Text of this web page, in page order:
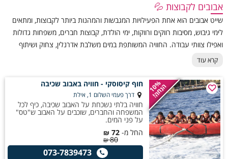
אבובים לקבוצות 💦
שייט אבובים הוא אחת הפעילויות המגבשות והמהנות ביותר לקבוצות, ומתאים
לימי גיבוש, מסיבות רווקים ורווקות, ימי הולדת, קבוצות חברים, משפחות גדולות
ואפילו צוותי עבודה. החוויה המשותפת במים משלבת אדרנלין, צחוק ושיתוף
פעולה, כאשר המשתתפים נהנים מהנוף ומהאווירה הייחודית של הנהר, הכנרת
השייט עם פעילויות נוספות כמו ארוחות שטח, פיקניק, משחקי גיבוש או
אטרקציות נוספות באזור. לפני ההזמנה מומלץ לבדוק את גודל הקבוצה
המינימלי או המקסימלי, מגבלות הגיל, דרישות הבטיחות והאם נדרשת הזמנה
מראש, במיוחד בעונות העומס ובחגים.
קרא עוד
10%
הנחה! חוף קיסוסקי - חוויה באבוב שכיבה
דרך פעמי השלום 1, אילת
חוויה בלתי נשכחת על האבוב שכיבה, כיף לכל
המשפחה והחברים, שוכבים על האבוב ש"טס"
על פני המים.
החל מ- 72
₪
80
₪
073-7839473